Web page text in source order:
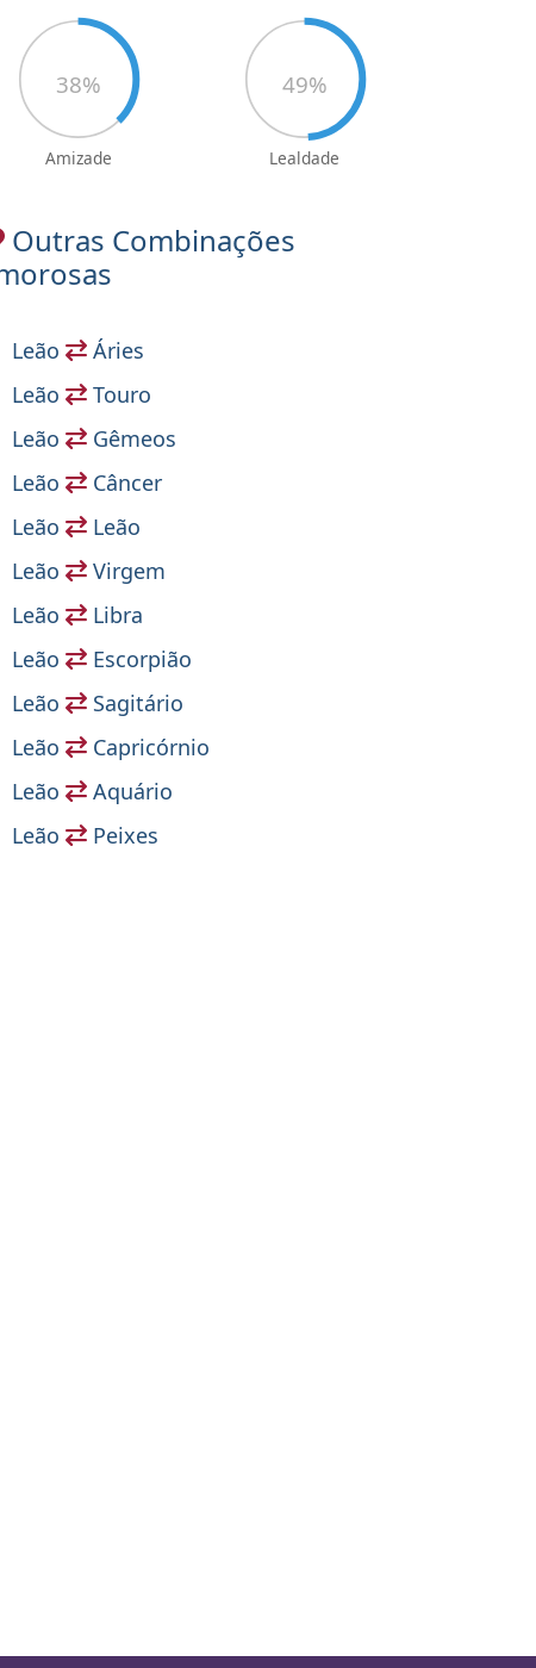
Amizade
38%
Lealdade
49%
Outras Combinações
Leão
Áries
Leão
Touro
Leão
Gêmeos
Leão
Câncer
Leão
Leão
Leão
Virgem
Leão
Libra
Leão
Escorpião
Leão
Sagitário
Leão
Capricórnio
Leão
Aquário
Leão
Peixes